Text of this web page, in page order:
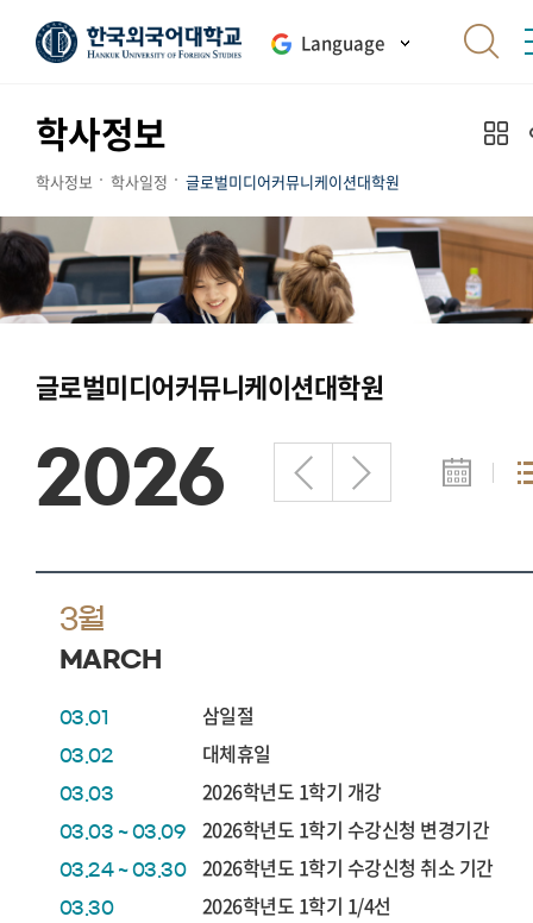
Language
학사정보
학사정보 학사일정 글로벌미디어커뮤니케이션대학원
글로벌미디어커뮤니케이션대학원
2026
3월
MARCH
03.01 삼일절
03.02 대체휴일
03.03 2026학년도 1학기 개강
03.03 ~ 03.09 2026학년도 1학기 수강신청 변경기간
03.24 ~ 03.30 2026학년도 1학기 수강신청 취소 기간
03.30 2026학년도 1학기 1/4선